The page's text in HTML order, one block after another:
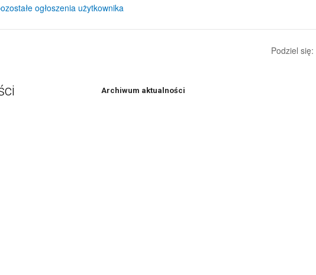
ogłoszenia użytkownika
Podziel się:
Archiwum aktualności